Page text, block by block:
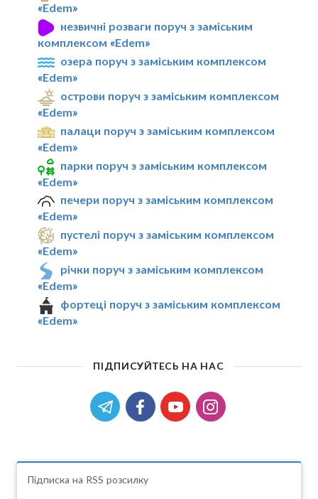
«Edem»
незвичні розваги поруч з заміським
комплексом «Edem»
озера поруч з заміським комплексом
«Edem»
острови поруч з заміським комплексом
«Edem»
палаци поруч з заміським комплексом
«Edem»
парки поруч з заміським комплексом
«Edem»
печери поруч з заміським комплексом
«Edem»
пустелі поруч з заміським комплексом
«Edem»
річки поруч з заміським комплексом
«Edem»
фортеці поруч з заміським комплексом
«Edem»
ПІДПИСУЙТЕСЬ НА НАС
Підписка на RSS розсилку